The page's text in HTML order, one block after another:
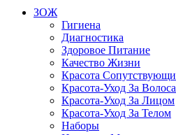
ЗОЖ
Гигиена
Диагностика
Здоровое Питание
Качество Жизни
Красота
Красота-Уход За
Красота-Уход За Лицом
Красота-Уход За Телом
Наборы